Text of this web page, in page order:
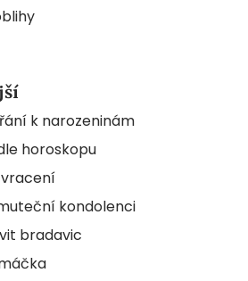
k narozeninám
horoskopu
kondolenci
bradavic